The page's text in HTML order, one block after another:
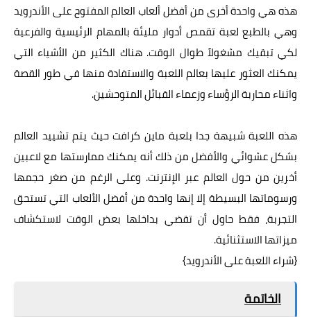
هذه هي واحدة أخرى من أفضل ألعاب العالم المفتوح على الأندرويد
وهي بالطبع لعبة تقمص أدوار مليئة بالمهام الرئيسية والفرعية
لكي تبقيك مشغولاً طوال الوقت. هناك الكثير من الأشياء التي
يمكنك العثور عليها بعالم اللعبة والاستفادة منها في طور القصة
واثناء محاربة الرؤساء وزعماء القبائل المتوحشين.
هذه اللعبة شبيهة جدا بلعبة ماين كرافت حيث يتم تشييد العالم
بشكل عشوائي والأفضل من ذلك أنه يمكنك ممارستها مع لاعبين
أخرين من حول العالم عبر الإنترنت. وعلى الرغم من صغر حجمها
ورسوماتها البسيطة إلا إنها واحدة من أفضل الألعاب التي تستحق
التجربة، فقط حاول أن تقضي بداخلها بعض الوقت لاستكشاف
ميزاتها الاستثنائية.
{شراء اللعبة على الأندرويد}
الخاتمة